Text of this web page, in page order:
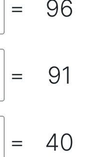
＝ 96
＝ 91
＝ 40